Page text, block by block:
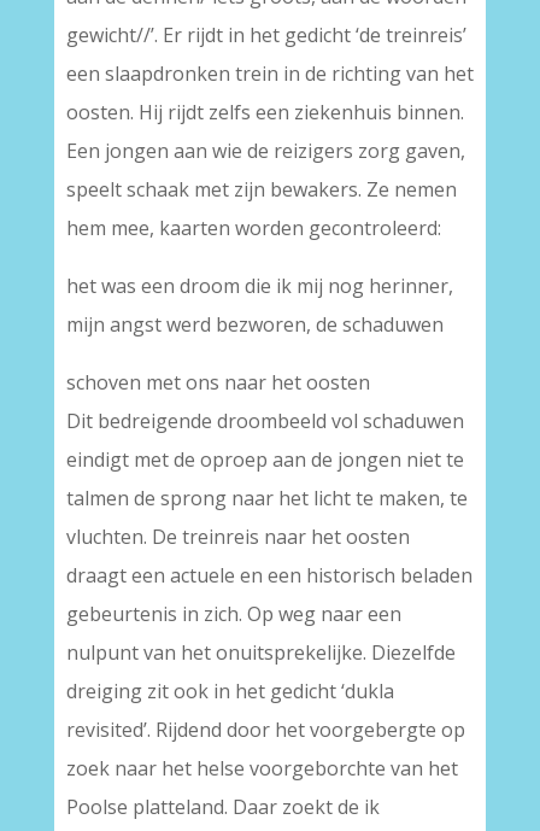
gewicht//’. Er rijdt in het gedicht ‘de treinreis’
een slaapdronken trein in de richting van het
oosten. Hij rijdt zelfs een ziekenhuis binnen.
Een jongen aan wie de reizigers zorg gaven,
speelt schaak met zijn bewakers. Ze nemen
hem mee, kaarten worden gecontroleerd:
het was een droom die ik mij nog herinner,
mijn angst werd bezworen, de schaduwen
schoven met ons naar het oosten
Dit bedreigende droombeeld vol schaduwen
eindigt met de oproep aan de jongen niet te
talmen de sprong naar het licht te maken, te
vluchten. De treinreis naar het oosten
draagt een actuele en een historisch beladen
gebeurtenis in zich. Op weg naar een
nulpunt van het onuitsprekelijke. Diezelfde
dreiging zit ook in het gedicht ‘dukla
revisited’. Rijdend door het voorgebergte op
zoek naar het helse voorgeborchte van het
Poolse platteland. Daar zoekt de ik